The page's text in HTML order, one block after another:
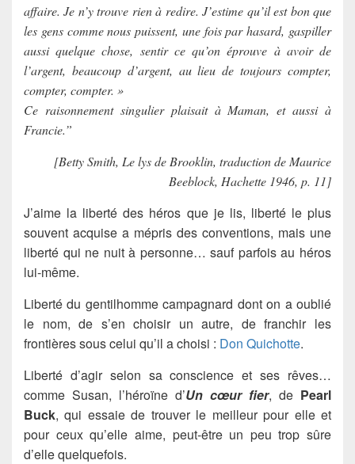
affaire. Je n’y trouve rien à redire. J’estime qu’il est bon que
les gens comme nous puissent, une fois par hasard, gaspiller
aussi quelque chose, sentir ce qu’on éprouve à avoir de
l’argent, beaucoup d’argent, au lieu de toujours compter,
compter, compter. »
Ce raisonnement singulier plaisait à Maman, et aussi à
Francie.”
[Betty Smith, Le lys de Brooklin, traduction de Maurice
Beeblock, Hachette 1946, p. 11]
J’aime la liberté des héros que je lis, liberté le plus
souvent acquise a mépris des conventions, mais une
liberté qui ne nuit à personne… sauf parfois au héros
lui-même.
Liberté du gentilhomme campagnard dont on a oublié
le nom, de s’en choisir un autre, de franchir les
frontières sous celui qu’il a choisi : Don Quichotte.
Liberté d’agir selon sa conscience et ses rêves…
comme Susan, l’héroïne d’Un cœur fier, de Pearl
Buck, qui essaie de trouver le meilleur pour elle et
pour ceux qu’elle aime, peut-être un peu trop sûre
d’elle quelquefois.